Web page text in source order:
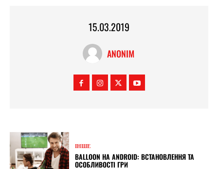
15.03.2019
ANONIM
ІНШЕ
BALLOON НА ANDROID: ВСТАНОВЛЕННЯ ТА
ОСОБЛИВОСТІ ГРИ